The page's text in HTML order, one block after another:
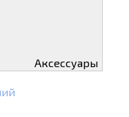
Аксессуары